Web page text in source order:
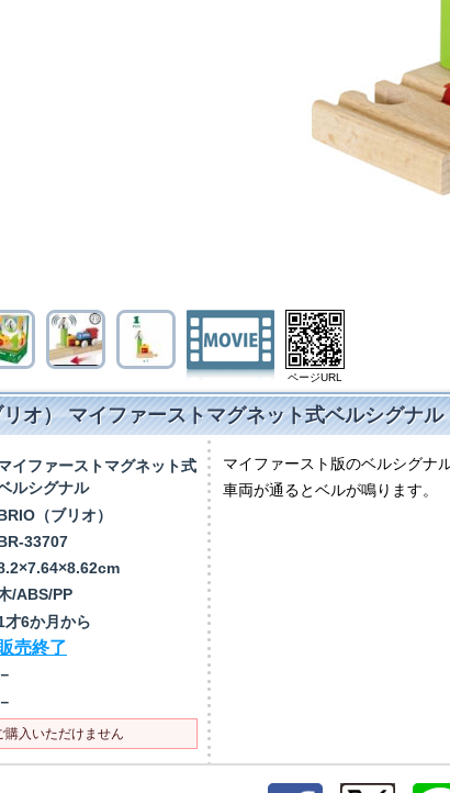
ページURL
オ） マイファーストマグネット式ベルシグナル
イファーストマグネット式
ルシグナル
（ブリオ）
33707
/ABS/PP
才6か月から
売終了
－
－
購入いただけません
マイファースト版のベルシグナ
車両が通るとベルが鳴ります。